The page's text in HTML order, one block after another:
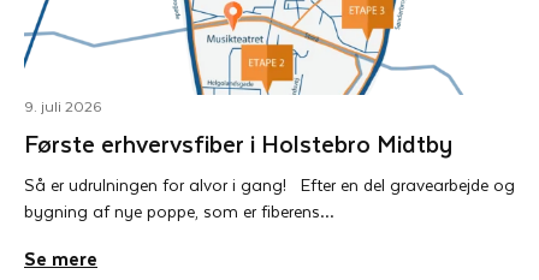
Første erhvervsfiber i Holstebro Midtby
9. juli 2026
Så er udrulningen for alvor i gang! Efter en del gravearbejde og
bygning af nye poppe, som er fiberens…
Se mere